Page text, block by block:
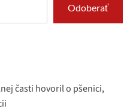
Odoberať
časti hovoril o pšenici,